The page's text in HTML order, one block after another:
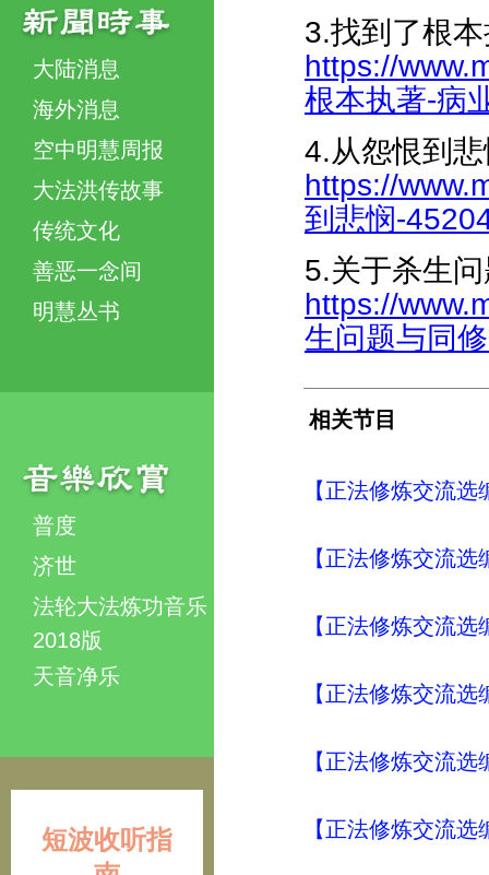
大陆消息
海外消息
空中明慧周报
大法洪传故事
传统文化
善恶一念间
明慧丛书
普度
济世
法轮大法炼功音乐
2018版
天音净乐
短波收听指
3.找到了根
https://
根本执著-病
4.从怨恨到
https://
到悲悯-
5.关于杀生
https://
生问题与同
相关节目
【正法修炼交流
【正法修炼交流
【正法修炼交流
【正法修炼交流
【正法修炼交流
【正法修炼交流